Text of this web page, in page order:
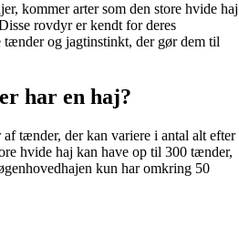
kommer arter som den store hvide haj
rovdyr er kendt for deres
tænder og jagtinstinkt, der gør dem til
har en haj?
tænder, der kan variere i antal alt efter
hvide haj kan have op til 300 tænder,
kun har omkring 50